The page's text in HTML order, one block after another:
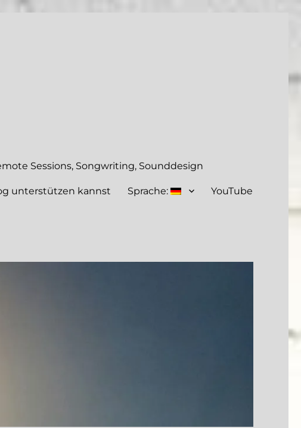
Sessions, Songwriting, Sounddesign
unterstützen kannst Sprache: YouTube